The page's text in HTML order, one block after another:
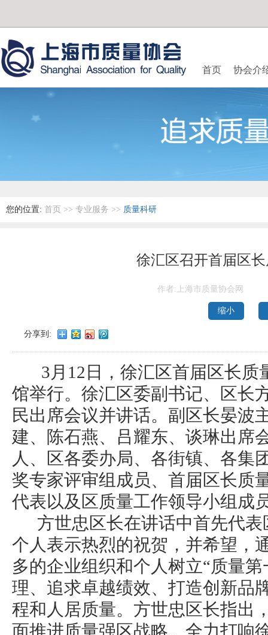
首页 协会介
您的位置: 首页 >> 专业服务 >> 质量科研
徐汇区召开首届区
作者:上海市质量协会网
缩小
分享到:
3月12日，徐汇区首届区长质
馆举行。徐汇区委副书记、区长
民出席会议并讲话。副区长晏波
建、陈石燕、吕耀东、谈琳出席
人、区各委办局、各街镇、各集
奖专家评审组成员、首届区长质
代表以及区质量工作领导小组成
方世忠区长在讲话中首先代表
个人表示热烈的祝贺，并希望，
多的企业组织和个人树立“质量
理、追求卓越绩效、打造创新品
程和人居质量。方世忠区长指出
面推进质量强区战略、全力打响